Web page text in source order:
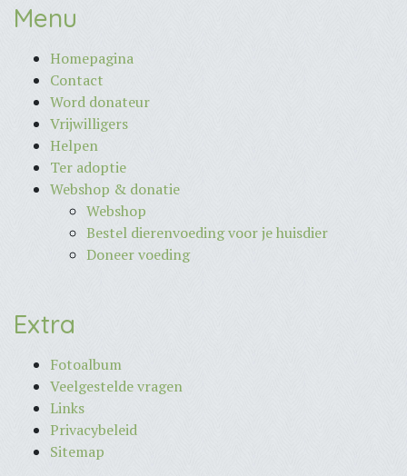
Menu
Homepagina
Contact
Word donateur
Vrijwilligers
Helpen
Ter adoptie
Webshop & donatie
Webshop
Bestel dierenvoeding voor je huisdier
Doneer voeding
Extra
Fotoalbum
Veelgestelde vragen
Links
Privacybeleid
Sitemap